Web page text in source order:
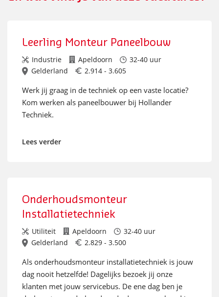
Leerling Monteur Paneelbouw
Industrie Apeldoorn
32-40 uur
Gelderland
2.914 - 3.605
Werk jij graag in de techniek op een vaste locatie?
Kom werken als paneelbouwer bij Hollander
Techniek.
Lees verder
Onderhoudsmonteur
Installatietechniek
Utiliteit Apeldoorn
32-40 uur
Gelderland
2.829 - 3.500
Als onderhoudsmonteur installatietechniek is jouw
dag nooit hetzelfde! Dagelijks bezoek jij onze
klanten met jouw servicebus. De ene dag ben je